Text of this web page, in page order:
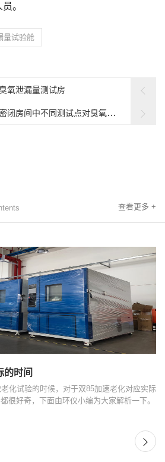
。
量试验舱
氧泄漏量测试房
间中不同测试点对臭氧泄漏量结果的影响
查看更多 +
的时间
化试验的时候，对于双85加速老化对应实际
很好奇，下面由环仪小编为大家解析一下。